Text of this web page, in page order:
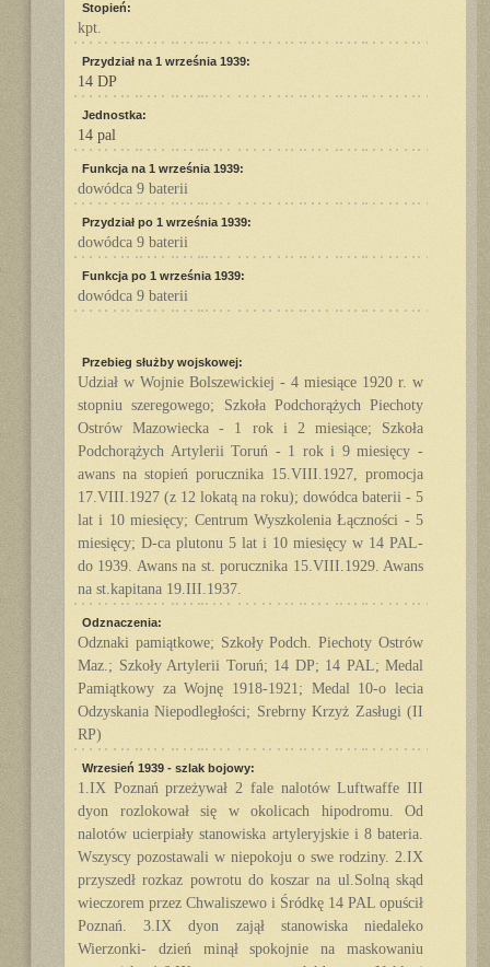
Stopień:
kpt.
Przydział na 1 września 1939:
14 DP
Jednostka:
14 pal
Funkcja na 1 września 1939:
dowódca 9 baterii
Przydział po 1 września 1939:
dowódca 9 baterii
Funkcja po 1 września 1939:
dowódca 9 baterii
Przebieg służby wojskowej:
Udział w Wojnie Bolszewickiej - 4 miesiące 1920 r. w
stopniu szeregowego; Szkoła Podchorążych Piechoty
Ostrów Mazowiecka - 1 rok i 2 miesiące; Szkoła
Podchorążych Artylerii Toruń - 1 rok i 9 miesięcy -
awans na stopień porucznika 15.VIII.1927, promocja
17.VIII.1927 (z 12 lokatą na roku); dowódca baterii - 5
lat i 10 miesięcy; Centrum Wyszkolenia Łączności - 5
miesięcy; D-ca plutonu 5 lat i 10 miesięcy w 14 PAL-
do 1939. Awans na st. porucznika 15.VIII.1929. Awans
na st.kapitana 19.III.1937.
Odznaczenia:
Odznaki pamiątkowe; Szkoły Podch. Piechoty Ostrów
Maz.; Szkoły Artylerii Toruń; 14 DP; 14 PAL; Medal
Pamiątkowy za Wojnę 1918-1921; Medal 10-o lecia
Odzyskania Niepodległości; Srebrny Krzyż Zasługi (II
RP)
Wrzesień 1939 - szlak bojowy:
1.IX Poznań przeżywał 2 fale nalotów Luftwaffe III
dyon rozlokował się w okolicach hipodromu. Od
nalotów ucierpiały stanowiska artyleryjskie i 8 bateria.
Wszyscy pozostawali w niepokoju o swe rodziny. 2.IX
przyszedł rozkaz powrotu do koszar na ul.Solną skąd
wieczorem przez Chwaliszewo i Śródkę 14 PAL opuścił
Poznań. 3.IX dyon zajął stanowiska niedaleko
Wierzonki- dzień minął spokojnie na maskowaniu